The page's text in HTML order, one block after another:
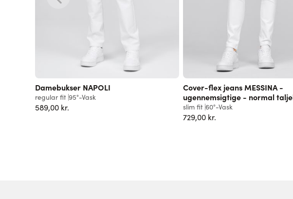
Damebukser NAPOLI
regular fit 95°-Vask
589,00 kr.
Cover-flex jeans MESSINA -
ugennemsigtige - normal
slim fit 60°-Vask
729,00 kr.